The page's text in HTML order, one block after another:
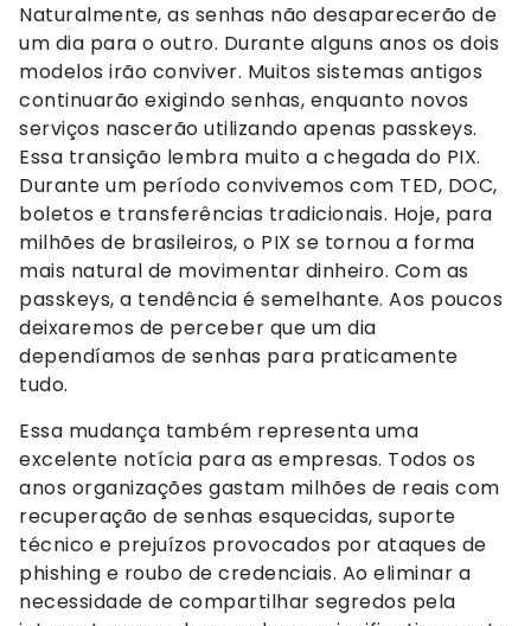
Naturalmente, as senhas não desaparecerão de
um dia para o outro. Durante alguns anos os dois
modelos irão conviver. Muitos sistemas antigos
continuarão exigindo senhas, enquanto novos
serviços nascerão utilizando apenas passkeys.
Essa transição lembra muito a chegada do PIX.
Durante um período convivemos com TED, DOC,
boletos e transferências tradicionais. Hoje, para
milhões de brasileiros, o PIX se tornou a forma
mais natural de movimentar dinheiro. Com as
passkeys, a tendência é semelhante. Aos poucos
deixaremos de perceber que um dia
dependíamos de senhas para praticamente
tudo.
Essa mudança também representa uma
excelente notícia para as empresas. Todos os
anos organizações gastam milhões de reais com
recuperação de senhas esquecidas, suporte
técnico e prejuízos provocados por ataques de
phishing e roubo de credenciais. Ao eliminar a
necessidade de compartilhar segredos pela